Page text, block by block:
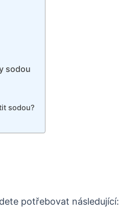
sodou
sodou?
potřebovat následující: